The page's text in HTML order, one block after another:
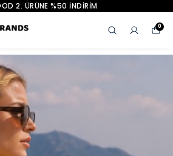
2. ÜRÜNE %50 İNDİRİM
0